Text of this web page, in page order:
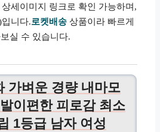
세이미지 링크로 확인 가능하며,
로켓배송 상품이라 빠르게
실 수 있습니다.
가벼운 경량 내마모
이편한 피로감 최소
1등급 남자 여성